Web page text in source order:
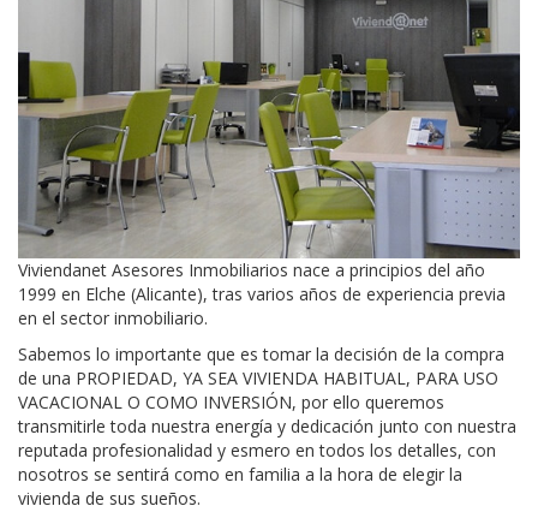
Viviendanet Asesores Inmobiliarios nace a principios del año
1999 en Elche (Alicante), tras varios años de experiencia previa
en el sector inmobiliario.
Sabemos lo importante que es tomar la decisión de la compra
de una PROPIEDAD, YA SEA VIVIENDA HABITUAL, PARA USO
VACACIONAL O COMO INVERSIÓN, por ello queremos
transmitirle toda nuestra energía y dedicación junto con nuestra
reputada profesionalidad y esmero en todos los detalles, con
nosotros se sentirá como en familia a la hora de elegir la
vivienda de sus sueños.